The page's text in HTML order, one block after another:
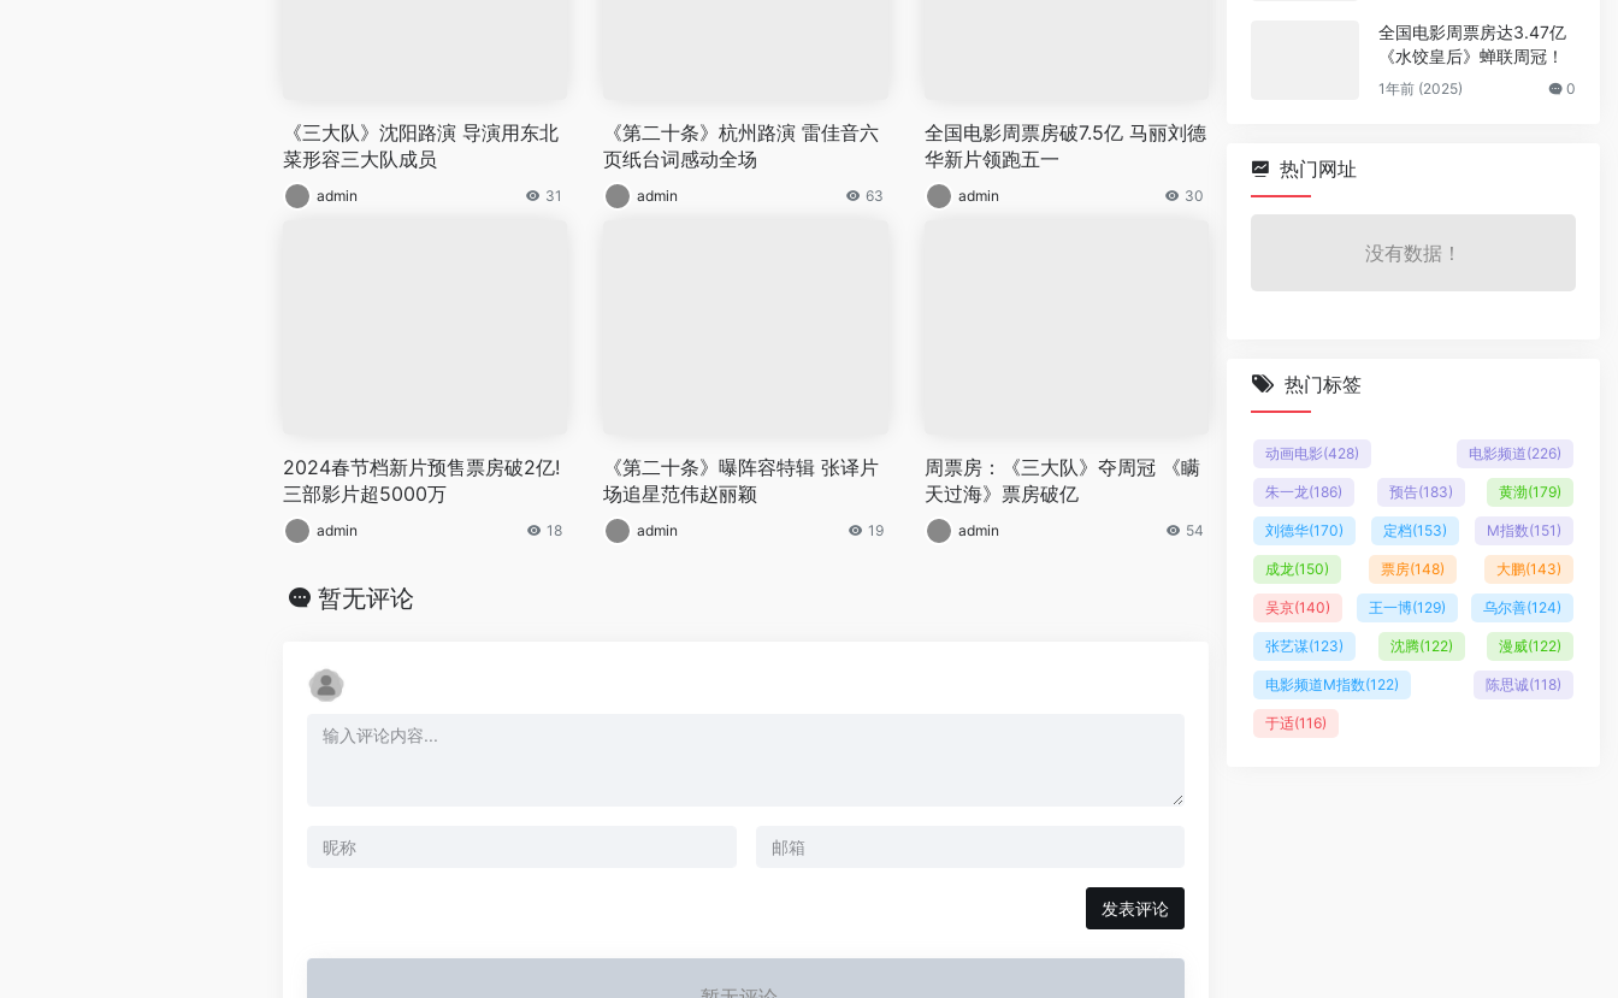
《三大队》沈阳路演 导演用东北
菜形容三大队成员
admin 31
《第二十条》杭州路演 雷佳音六
页纸台词感动全场
admin 63
全国电影周票房破7.5亿 马丽刘德
华新片领跑五一
admin 30
2024春节档新片预售票房破2亿!
三部影片超5000万
admin 18
《第二十条》曝阵容特辑 张译片
场追星范伟赵丽颖
admin 19
周票房：《三大队》夺周冠 《瞒
天过海》票房破亿
admin 54
暂无评论
发表评论
全国电影周票房达3.47亿
《水饺皇后》蝉联周冠！
1年前 (2025) 0
热门网址
没有数据！
热门标签
动画电影(428) 电影频道(226)
朱一龙(186) 预告(183) 黄渤(179)
刘德华(170) 定档(153) M指数(151)
成龙(150) 票房(148) 大鹏(143)
吴京(140) 王一博(129) 乌尔善(124)
张艺谋(123) 沈腾(122) 漫威(122)
电影频道M指数(122) 陈思诚(118)
于适(116)